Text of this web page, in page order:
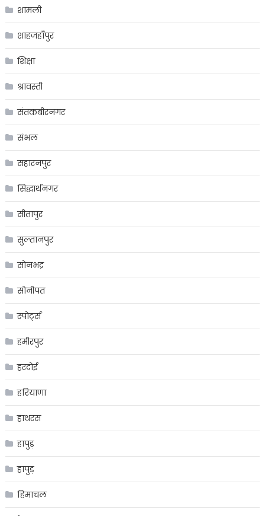
शामली
शाहजहाँपुर
शिक्षा
श्रावस्ती
संतकबीरनगर
संभल
सहारनपुर
सिद्धार्थनगर
सीतापुर
सुल्तानपुर
सोनभद्र
सोनीपत
स्पोर्ट्स
हमीरपुर
हरदोई
हरियाणा
हाथरस
हापुड़
हापुड़
हिमाचल